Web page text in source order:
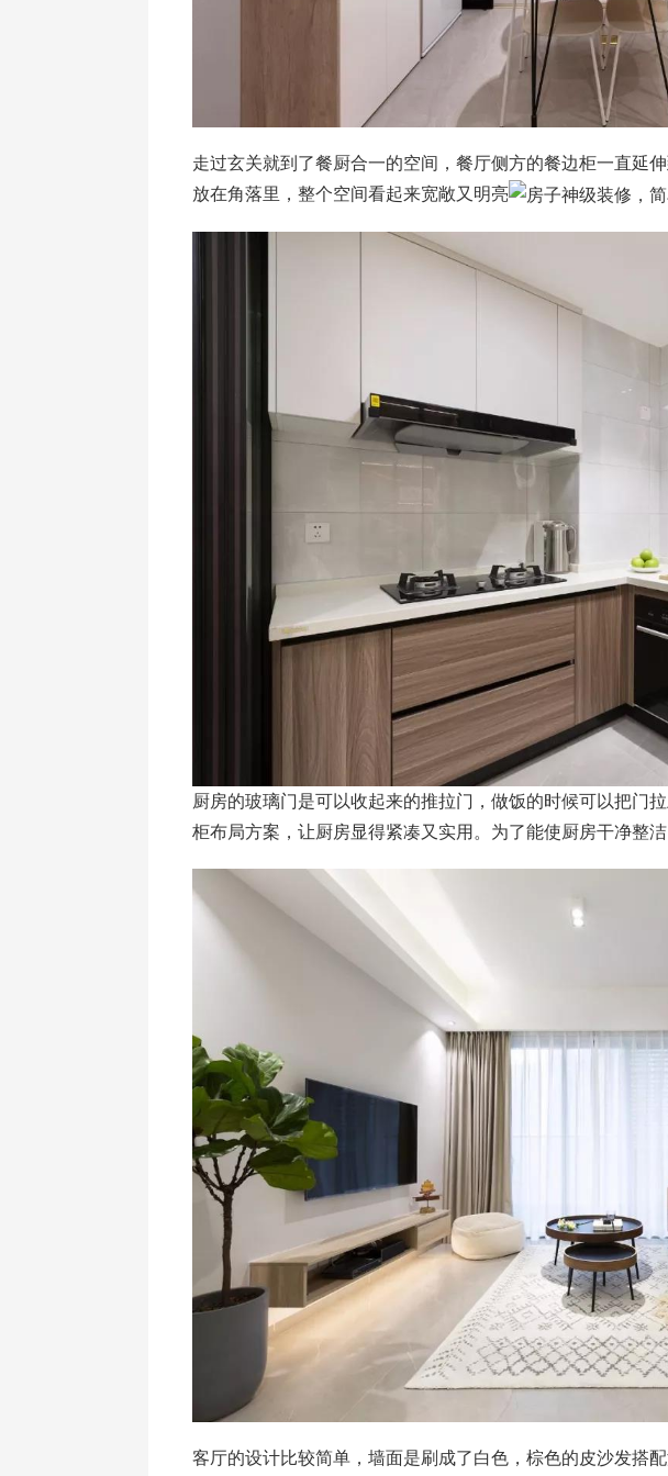
走过玄关就到了餐厨合一的空间，餐厅侧方的餐边柜一直延
放在角落里，整个空间看起来宽敞又明亮
厨房的玻璃门是可以收起来的推拉门，做饭的时候可以把门
柜布局方案，让厨房显得紧凑又实用。为了能使厨房干净整
客厅的设计比较简单，墙面是刷成了白色，棕色的皮沙发搭